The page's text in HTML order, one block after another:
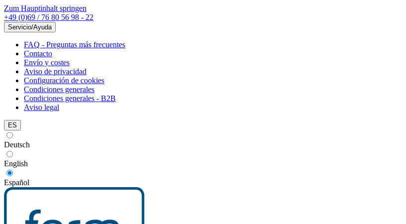
Zum Hauptinhalt springen
+49 (0)69 / 76 80 56 98 - 22
Servicio/Ayuda
FAQ - Preguntas más frecuentes
Contacto
Envío y costes
Aviso de privacidad
Configuración de cookies
Condiciones generales
Condiciones generales - B2B
Aviso legal
ES
Deutsch
English
Español